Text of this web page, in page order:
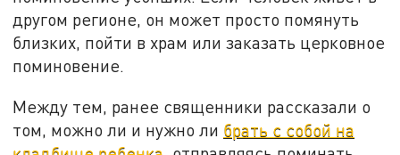
другом регионе, он может просто помянуть
близких, пойти в храм или заказать церковное
поминовение.
Между тем, ранее священники рассказали о
том, можно ли и нужно ли брать с собой на